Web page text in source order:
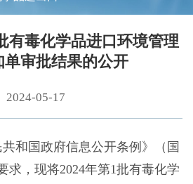
有毒化学品进口环境管理
单审批结果的公开
2024-05-17
国政府信息公开条例》（国
求，现将2024年第1批有毒化学